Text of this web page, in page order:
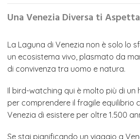
Una Venezia Diversa ti Aspetta
La Laguna di Venezia non è solo lo
un ecosistema vivo, plasmato da
di convivenza tra uomo e natura.
Il bird-watching qui è molto più di un
per comprendere il fragile equilibrio
Venezia di esistere per oltre 1.500
Se stai pianificando un viaggio a